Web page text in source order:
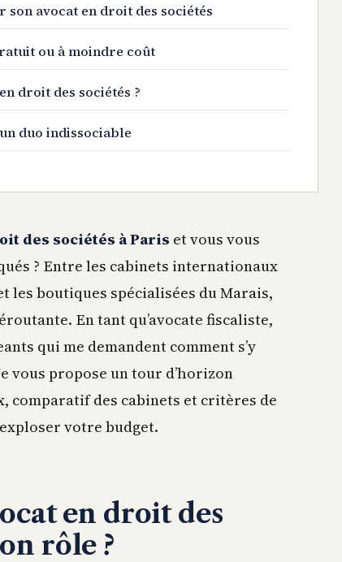
avocat en droit des sociétés
ou à moindre coût
droit des sociétés ?
duo indissociable
des sociétés à Paris et vous vous
? Entre les cabinets internationaux
les boutiques spécialisées du Marais,
En tant qu’avocate fiscaliste,
qui me demandent comment s’y
vous propose un tour d’horizon
comparatif des cabinets et critères de
votre budget.
en droit des
rôle ?